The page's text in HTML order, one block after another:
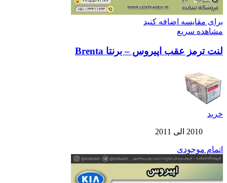
برای مقایسه اضافه کنید
مشاهده سریع
لنت ترمز عقب اپیروس – برنتا Brenta
خرید
2010 الی 2011
اتمام موجودی